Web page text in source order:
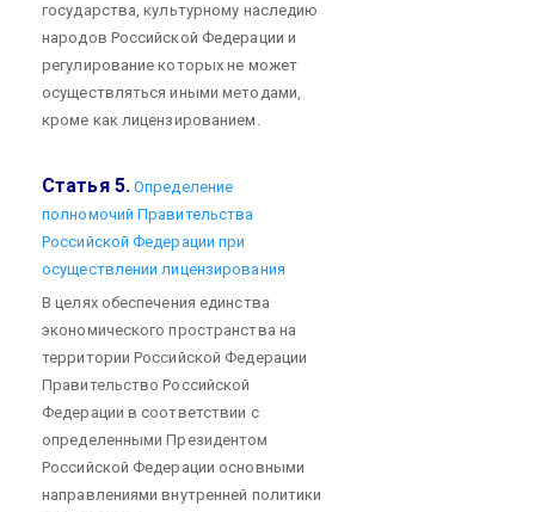
государства, культурному наследию
народов Российской Федерации и
регулирование которых не может
осуществляться иными методами,
кроме как лицензированием.
Статья 5.Определение
полномочий Правительства
Российской Федерации при
осуществлении лицензирования
В целях обеспечения единства
экономического пространства на
территории Российской Федерации
Правительство Российской
Федерации в соответствии с
определенными Президентом
Российской Федерации основными
направлениями внутренней политики